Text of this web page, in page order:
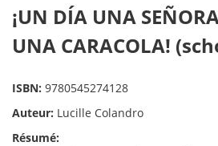
¡UN DÍA UNA
UNA CARACOLA!
ISBN: 9780545274128
Auteur: Lucille Colandro
Résumé: